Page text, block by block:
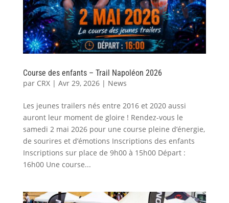
Course des enfants – Trail Napoléon 2026
par CRX| Avr 29, 2026| News
Les jeunes trailers nés entre 2016 et 2020 aussi
auront leur moment de gloire ! Rendez-vous le
samedi 2 mai 2026 pour une course pleine d’énergie,
de sourires et d’émotions Inscriptions des enfants
Inscriptions sur place de 9h00 à 15h00 Départ :
16h00 Une course...